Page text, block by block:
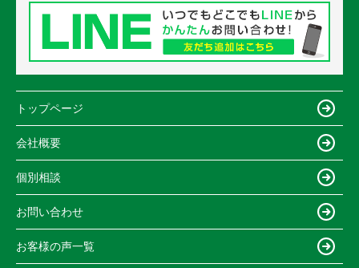
トップページ
会社概要
個別相談
お問い合わせ
お客様の声一覧